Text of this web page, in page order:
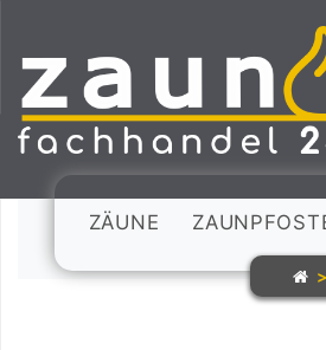
ZÄUNE